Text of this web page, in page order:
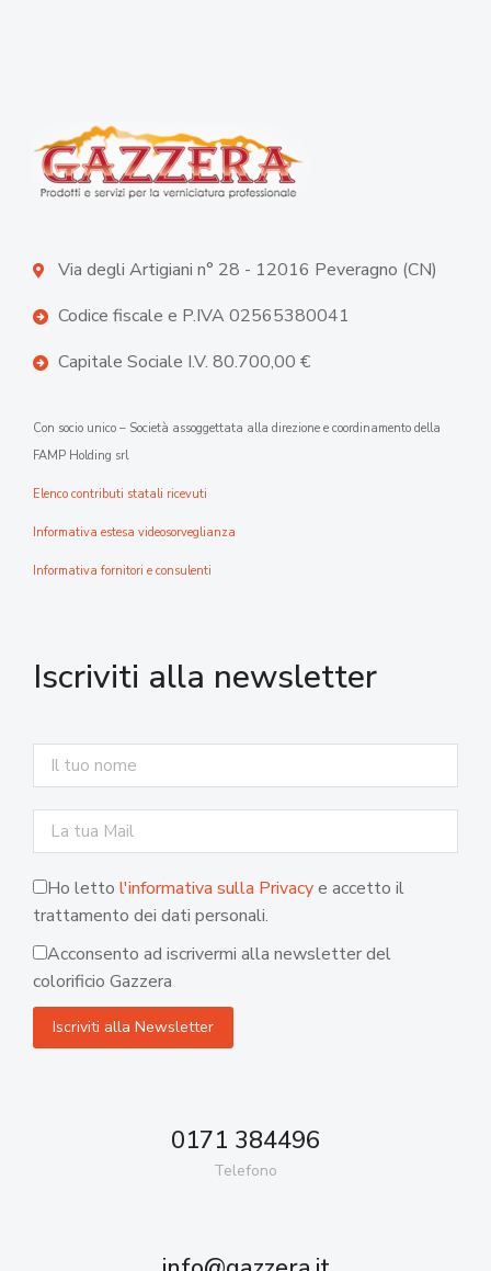
Via degli Artigiani n° 28 - 12016 Peveragno (CN)
Codice fiscale e P.IVA 02565380041
Capitale Sociale I.V. 80.700,00 €
Con socio unico – Società assoggettata alla direzione e coordinamento della
FAMP Holding srl
Elenco contributi statali ricevuti
Informativa estesa videosorveglianza
Informativa fornitori e consulenti
Iscriviti alla newsletter
Ho letto l'informativa sulla Privacye accetto il
trattamento dei dati personali.
Acconsento ad iscrivermi alla newsletter del
colorificio Gazzera
0171 384496
Telefono